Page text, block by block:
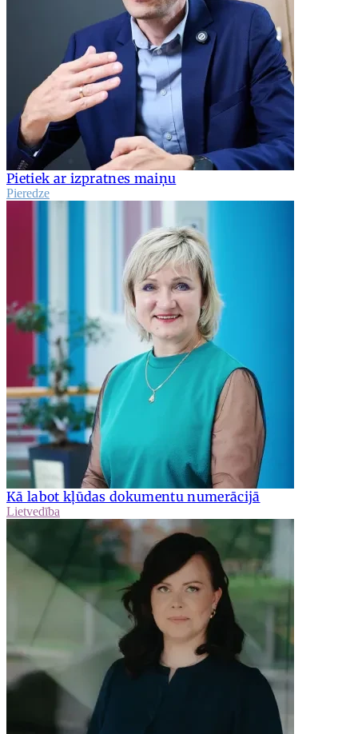
Pietiek ar izpratnes maiņu
Pieredze
Kā labot kļūdas dokumentu numerācijā
Lietvedība